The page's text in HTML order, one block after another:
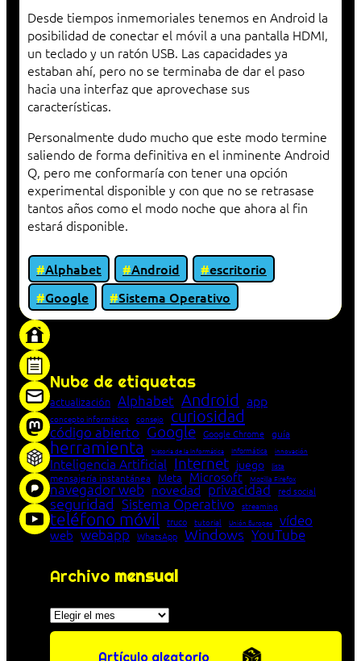
Desde tiempos inmemoriales tenemos en Android la
posibilidad de conectar el móvil a una pantalla HDMI,
un teclado y un ratón USB. Las capacidades ya
estaban ahí, pero no se terminaba de dar el paso
hacia una interfaz que aprovechase sus
características.
Personalmente dudo mucho que este modo termine
saliendo de forma definitiva en el inminente Android
Q, pero me conformaría con tener una opción
experimental disponible y con que no se retrasase
tantos años como el modo noche que ahora al fin
estará disponible.
Alphabet Android
escritorio
Google
Sistema Operativo
Nube de etiquetas
actualización Alphabet Android app
concepto informático consejo curiosidad
código abierto Google Google Chrome guía
herramienta historia de la Informática Informática innovación
Inteligencia Artificial Internet juego lista
mensajería instantánea Meta Microsoft Mozilla Firefox
navegador web novedad privacidad red social
seguridad Sistema Operativo streaming
teléfono móvil truco tutorial Unión Europea vídeo
web webapp WhatsApp Windows YouTube
Archivo mensual
Archivos
Artículo aleatorio